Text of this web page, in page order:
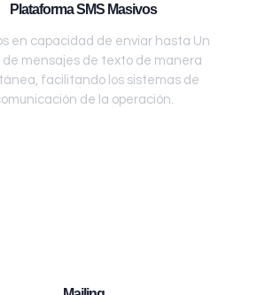
Plataforma SMS Masivos
en capacidad de enviar hasta Un
de mensajes de texto de manera
facilitando los sistemas de
de la operación.